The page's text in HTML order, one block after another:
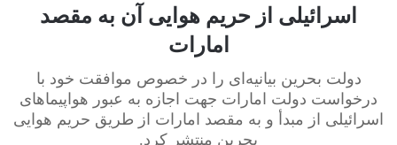
اسرائیلی از حریم هوایی آن به مقصد
امارات
دولت بحرین بیانیه‌ای را در خصوص موافقت خود با
درخواست دولت امارات جهت اجازه به عبور هواپیماهای
اسرائیلی از مبدأ و به مقصد امارات از طریق حریم هوایی
بحرین منتشر کرد.